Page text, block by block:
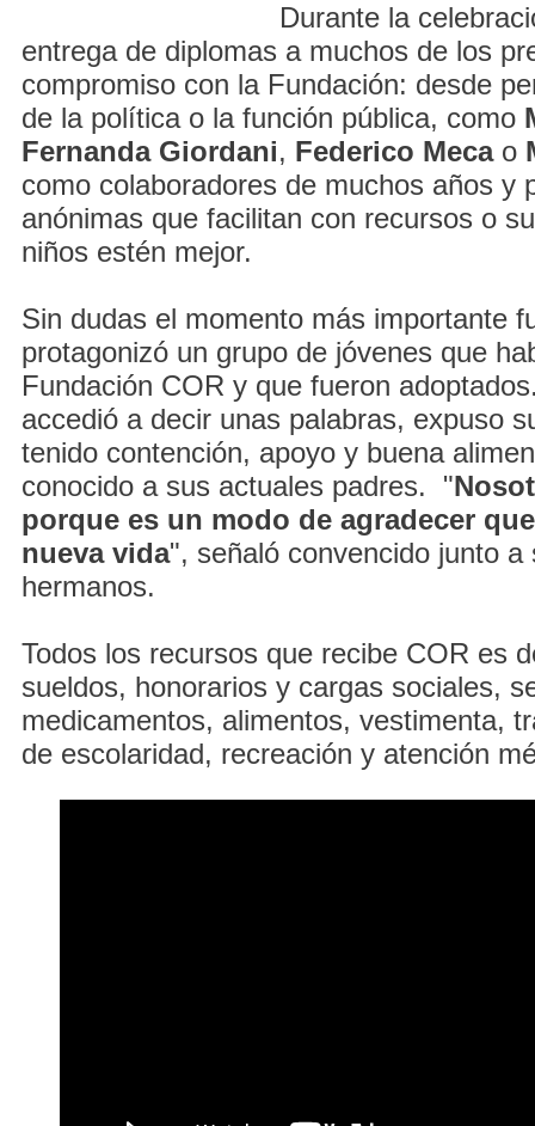
Durante la
entrega de diplomas a muchos de los
compromiso con la Fundación: desde
de la política o la función pública, como
Fernanda Giordani, Federico Mecao
como colaboradores de muchos años y
anónimas que facilitan con recursos o
niños estén mejor.
Sin dudas el momento más importante
protagonizó un grupo de jóvenes que
Fundación COR y que fueron
accedió a decir unas palabras, expuso
tenido contención, apoyo y buena
conocido a sus actuales padres. "
porque es un modo de agradecer
nueva vida", señaló convencido junto a
hermanos.
Todos los recursos que recibe COR es
sueldos, honorarios y cargas sociales,
medicamentos, alimentos, vestimenta,
de escolaridad, recreación y atención